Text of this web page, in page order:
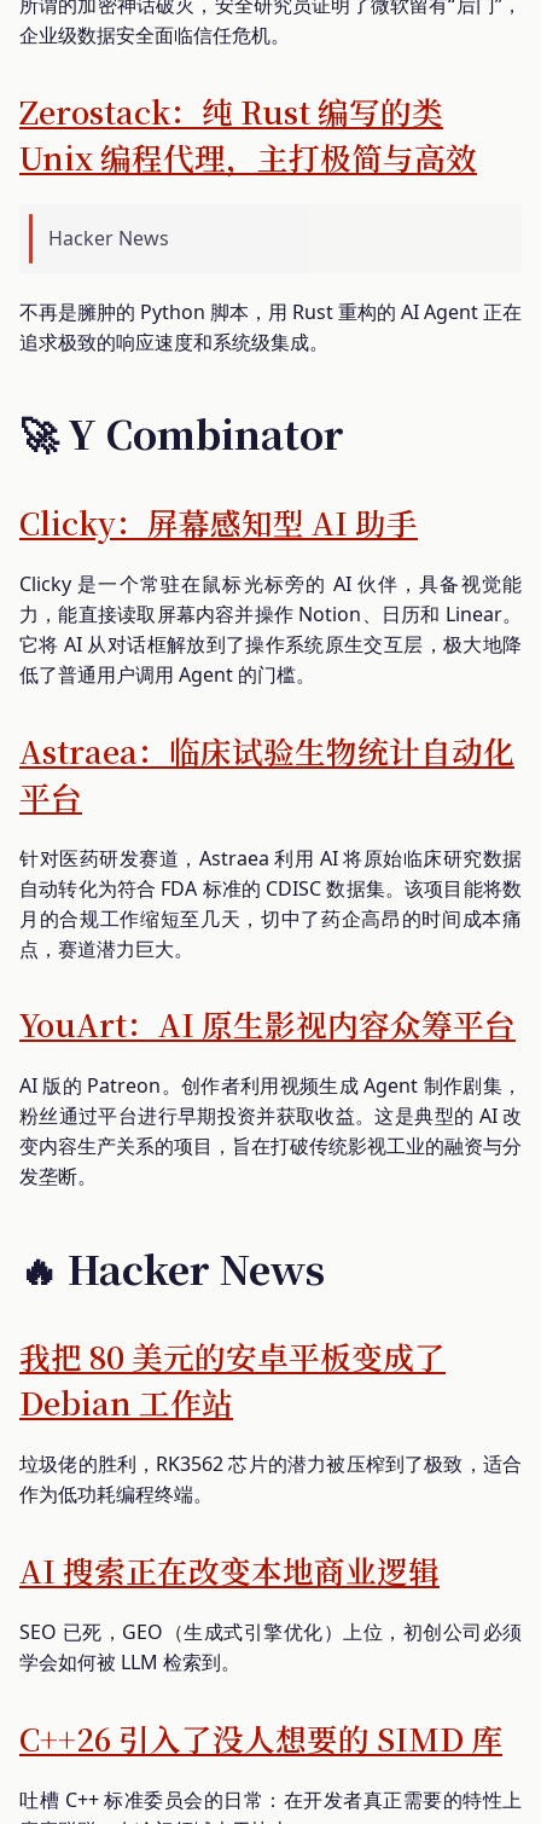
企业级数据安全面临信任危机。
Zerostack：纯 Rust 编写的类
Unix 编程代理，主打极简与高效
Hacker News
不再是臃肿的 Python 脚本，用 Rust 重构的 AI Agent 正在
追求极致的响应速度和系统级集成。
🚀 Y Combinator
Clicky：屏幕感知型 AI 助手
Clicky 是一个常驻在鼠标光标旁的 AI 伙伴，具备视觉能
力，能直接读取屏幕内容并操作 Notion、日历和 Linear。
它将 AI 从对话框解放到了操作系统原生交互层，极大地降
低了普通用户调用 Agent 的门槛。
Astraea：临床试验生物统计自动化
平台
针对医药研发赛道，Astraea 利用 AI 将原始临床研究数据
自动转化为符合 FDA 标准的 CDISC 数据集。该项目能将数
月的合规工作缩短至几天，切中了药企高昂的时间成本痛
点，赛道潜力巨大。
YouArt：AI 原生影视内容众筹平台
AI 版的 Patreon。创作者利用视频生成 Agent 制作剧集，
粉丝通过平台进行早期投资并获取收益。这是典型的 AI 改
变内容生产关系的项目，旨在打破传统影视工业的融资与分
发垄断。
🔥 Hacker News
我把 80 美元的安卓平板变成了
Debian 工作站
垃圾佬的胜利，RK3562 芯片的潜力被压榨到了极致，适合
作为低功耗编程终端。
AI 搜索正在改变本地商业逻辑
SEO 已死，GEO（生成式引擎优化）上位，初创公司必须
学会如何被 LLM 检索到。
C++26 引入了没人想要的 SIMD 库
吐槽 C++ 标准委员会的日常：在开发者真正需要的特性上